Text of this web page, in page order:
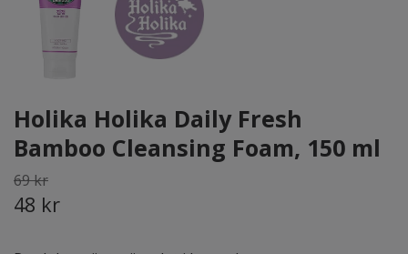
Holika Holika Daily Fresh
Bamboo Cleansing Foam, 150 ml
69 kr
48 kr